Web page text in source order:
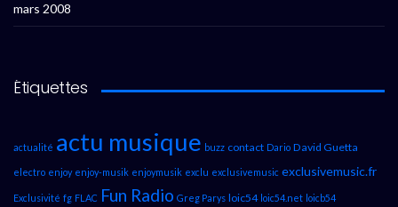
mars 2008
Étiquettes
actualité actu musique buzz contact Dario David Guetta
electro enjoy enjoy-musik enjoymusik exclu exclusivemusic exclusivemusic.fr
Exclusivité fg FLAC Fun Radio Greg Parys loic54 loic54.net loicb54